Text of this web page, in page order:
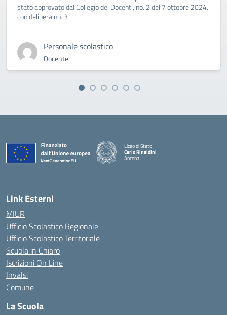
stato approvato dal Collegio dei Docenti, no. 2 del 7 ottobre 2024,
con delibera no. 3
Personale scolastico
Docente
Liceo di Stato
Carlo Rinaldini
Ancona
Link Esterni
MIUR
Ufficio Scolastico Regionale
Ufficio Scolastico Territoriale
Scuola in Chiaro
Iscrizioni On Line
Invalsi
Comune
La Scuola